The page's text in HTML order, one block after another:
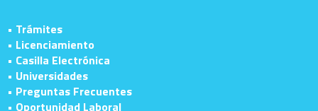
• Trámites
• Licenciamiento
• Casilla Electrónica
• Universidades
• Preguntas Frecuentes
• Oportunidad Laboral